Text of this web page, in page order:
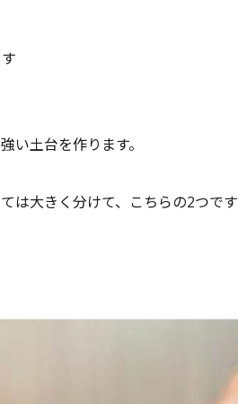
い土台を作ります。
は大きく分けて、こちらの2つです